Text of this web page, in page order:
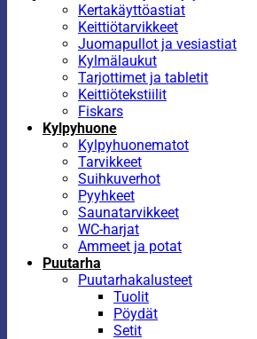
Kertakäyttöastiat
Keittiötarvikkeet
Juomapullot ja vesiastiat
Kylmälaukut
Tarjottimet ja tabletit
Keittiötekstiilit
Fiskars
Kylpyhuone
Kylpyhuonematot
Tarvikkeet
Suihkuverhot
Pyyhkeet
Saunatarvikkeet
WC-harjat
Ammeet ja potat
Puutarha
Puutarhakalusteet
Tuolit
Pöydät
Setit